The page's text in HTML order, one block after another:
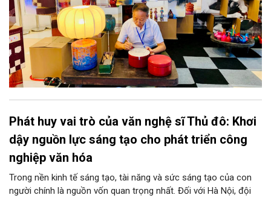
Phát huy vai trò của văn nghệ sĩ Thủ đô: Khơi
dậy nguồn lực sáng tạo cho phát triển công
nghiệp văn hóa
Trong nền kinh tế sáng tạo, tài năng và sức sáng tạo của con
người chính là nguồn vốn quan trọng nhất. Đối với Hà Nội, đội